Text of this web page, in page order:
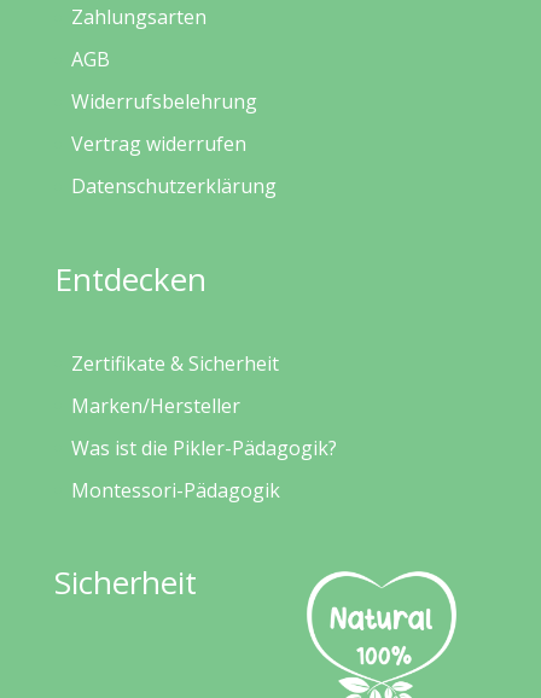
Zahlungsarten
AGB
Widerrufsbelehrung
Vertrag widerrufen
Datenschutzerklärung
Entdecken
Zertifikate & Sicherheit
Marken/Hersteller
Was ist die Pikler-Pädagogik?
Montessori-Pädagogik
Sicherheit